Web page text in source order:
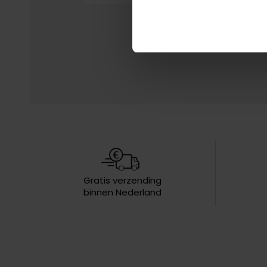
Gratis verzending
binnen Nederland